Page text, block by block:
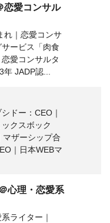
恋愛コンサル
れ｜恋愛コンサ
ービス「肉食
愛コンサルタ
JADP認...
ドー：CEO｜
クスボック
マザーシップ合
｜日本WEBマ
心理・恋愛系
ライター｜